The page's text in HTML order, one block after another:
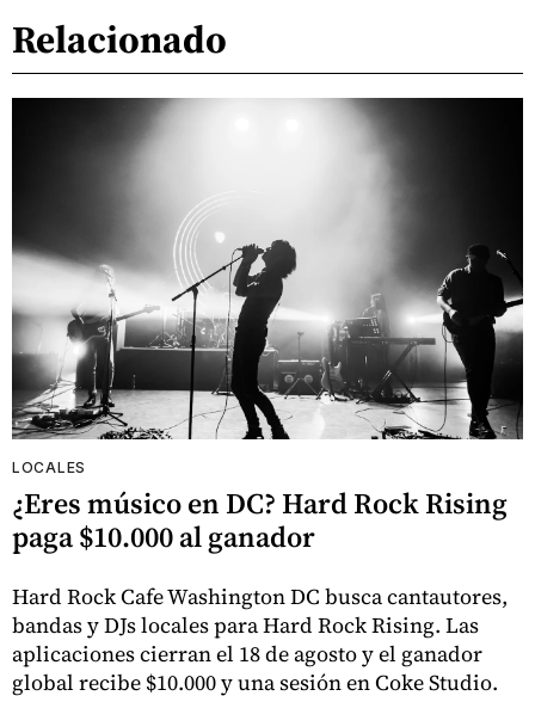
Relacionado
LOCALES
¿Eres músico en DC? Hard Rock Rising
paga $10.000 al ganador
Hard Rock Cafe Washington DC busca cantautores,
bandas y DJs locales para Hard Rock Rising. Las
aplicaciones cierran el 18 de agosto y el ganador
global recibe $10.000 y una sesión en Coke Studio.